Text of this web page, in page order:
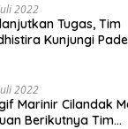
2022
Tugas, Tim
Kunjungi
2022
Marinir Cilandak
Berikutnya Tim